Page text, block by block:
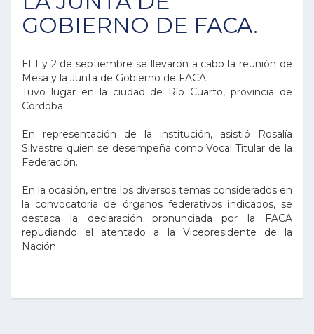
GOBIERNO DE FACA.
El 1 y 2 de septiembre se llevaron a cabo la reunión de
Mesa y la Junta de Gobierno de FACA.
Tuvo lugar en la ciudad de Río Cuarto, provincia de
Córdoba.
En representación de la institución, asistió Rosalía
Silvestre quien se desempeña como Vocal Titular de la
Federación.
En la ocasión, entre los diversos temas considerados en
la convocatoria de órganos federativos indicados, se
destaca la declaración pronunciada por la FACA
repudiando el atentado a la Vicepresidente de la
Nación.